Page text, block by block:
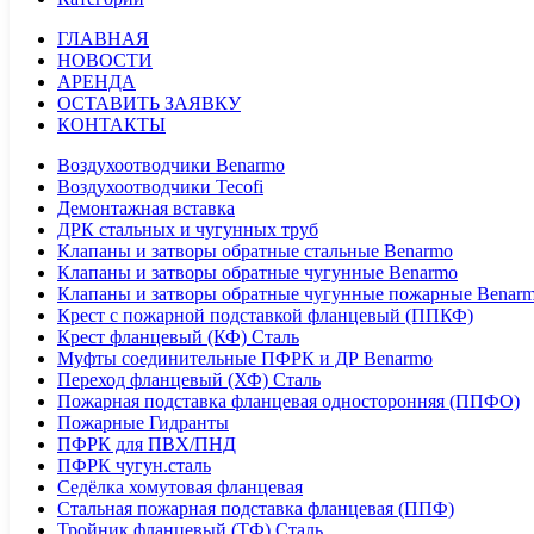
ГЛАВНАЯ
НОВОСТИ
АРЕНДА
ОСТАВИТЬ ЗАЯВКУ
КОНТАКТЫ
Воздухоотводчики Benarmo
Воздухоотводчики Tecofi
Демонтажная вставка
ДРК стальных и чугунных труб
Клапаны и затворы обратные стальные Benarmo
Клапаны и затворы обратные чугунные Benarmo
Клапаны и затворы обратные чугунные пожарные
Крест с пожарной подставкой фланцевый (ППКФ)
Крест фланцевый (КФ) Сталь
Муфты соединительные ПФРК и ДР Benarmo
Переход фланцевый (ХФ) Сталь
Пожарная подставка фланцевая односторонняя (ППФО)
Пожарные Гидранты
ПФРК для ПВХ/ПНД
ПФРК чугун.сталь
Седёлка хомутовая фланцевая
Стальная пожарная подставка фланцевая (ППФ)
Тройник фланцевый (ТФ) Сталь